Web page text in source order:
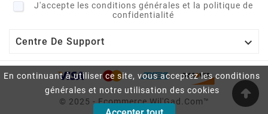
En continuant à utiliser ce site, vous acceptez les conditions
générales et notre utilisation des cookies
J'accepte les conditions générales et la politique de
confidentialité
Centre De Support 
© 2025 - Ecommerce Wil'Gad.Com™